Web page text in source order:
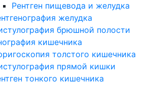
Рентген пищевода и желудка
желудка
брюшной полости
кишечника
толстого кишечника
прямой кишки
тонкого кишечника